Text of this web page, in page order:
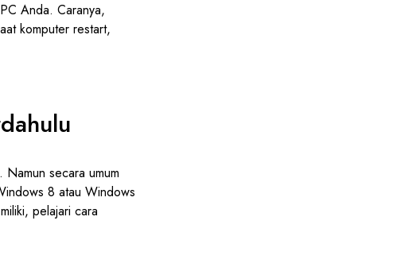
Anda. Caranya,
komputer restart,
secara umum
8 atau Windows
pelajari cara